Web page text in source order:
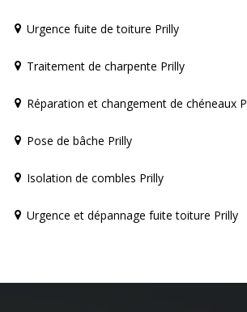
Urgence fuite de toiture Prilly
Traitement de charpente Prilly
Réparation et changement de chéneaux
Pose de bâche Prilly
Isolation de combles Prilly
Urgence et dépannage fuite toiture Prilly